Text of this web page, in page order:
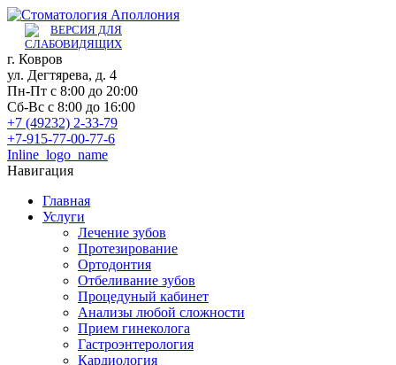
г. Ковров
ул. Дегтярева, д. 4
Пн-Пт с 8:00 до 20:00
Сб-Вс с 8:00 до 16:00
+7 (49232) 2-33-79
+7-915-77-00-77-6
Inline_logo_name
Навигация
Главная
Услуги
Лечение зубов
Протезирование
Ортодонтия
Отбеливание зубов
Процедуный кабинет
Анализы любой сложности
Прием гинеколога
Гастроэнтерология
Кардиология